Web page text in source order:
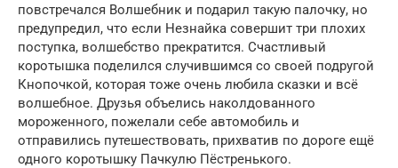
повстречался Волшебник и подарил такую палочку, но
предупредил, что если Незнайка совершит три плохих
поступка, волшебство прекратится. Счастливый
коротышка поделился случившимся со своей подругой
Кнопочкой, которая тоже очень любила сказки и всё
волшебное. Друзья объелись наколдованного
мороженного, пожелали себе автомобиль и
отправились путешествовать, прихватив по дороге ещё
одного коротышку Пачкулю Пёстренького.